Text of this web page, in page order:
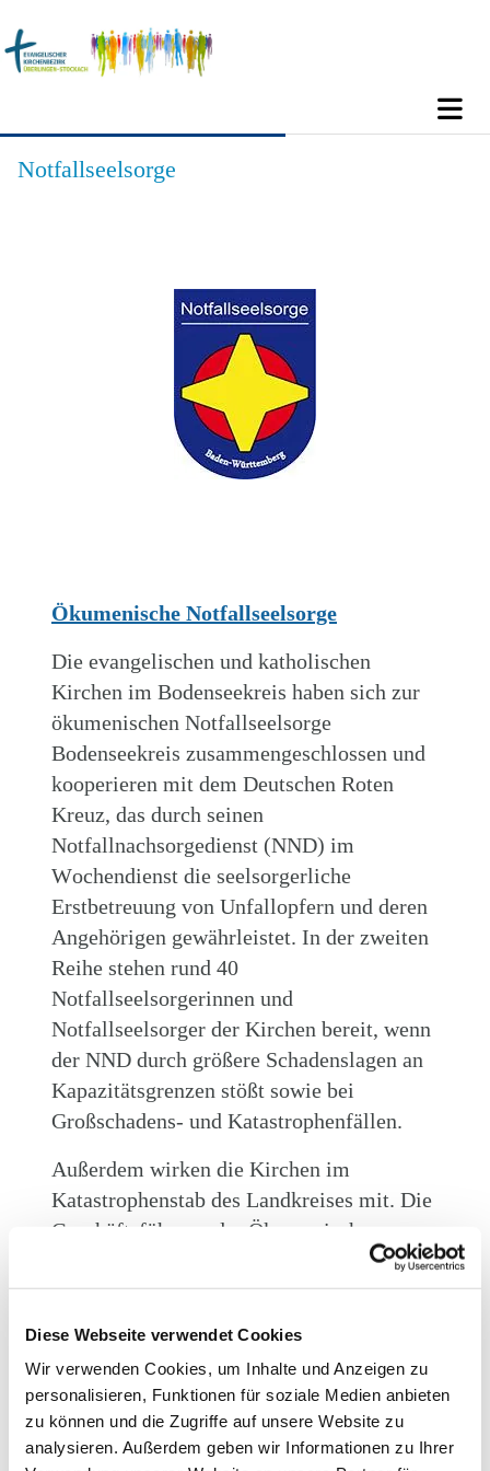
Diese Webseite verwendet Cookies
Wir verwenden Cookies, um Inhalte und Anzeigen zu
personalisieren, Funktionen für soziale Medien anbieten
zu können und die Zugriffe auf unsere Website zu
analysieren. Außerdem geben wir Informationen zu Ihrer
Notfallseelsorge
Ökumenische Notfallseelsorge
Die evangelischen und katholischen
Kirchen im Bodenseekreis haben sich zur
ökumenischen Notfallseelsorge
Bodenseekreis zusammengeschlossen und
kooperieren mit dem Deutschen Roten
Kreuz, das durch seinen
Notfallnachsorgedienst (NND) im
Wochendienst die seelsorgerliche
Erstbetreuung von Unfallopfern und deren
Angehörigen gewährleistet. In der zweiten
Reihe stehen rund 40
Notfallseelsorgerinnen und
Notfallseelsorger der Kirchen bereit, wenn
der NND durch größere Schadenslagen an
Kapazitätsgrenzen stößt sowie bei
Großschadens- und Katastrophenfällen.
Außerdem wirken die Kirchen im
Katastrophenstab des Landkreises mit. Die
Geschäftsführung der Ökumenischen
Dekanatsgeschäftsstelle Friedrichshafen.
Der Einssatzkräfte-Nachsorgedienst
(END)
In Eigenverantwortung betreiben die
Kirchen den Einsatzkräftenachsorgedienst.